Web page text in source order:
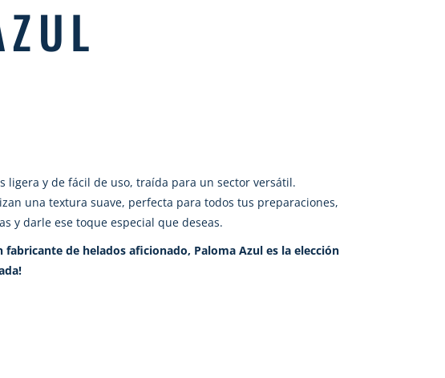
ligera y de fácil de uso, traída para un sector versátil.
una textura suave, perfecta para todos tus preparaciones,
y darle ese toque especial que deseas.
fabricante de helados aficionado, Paloma Azul es la elección